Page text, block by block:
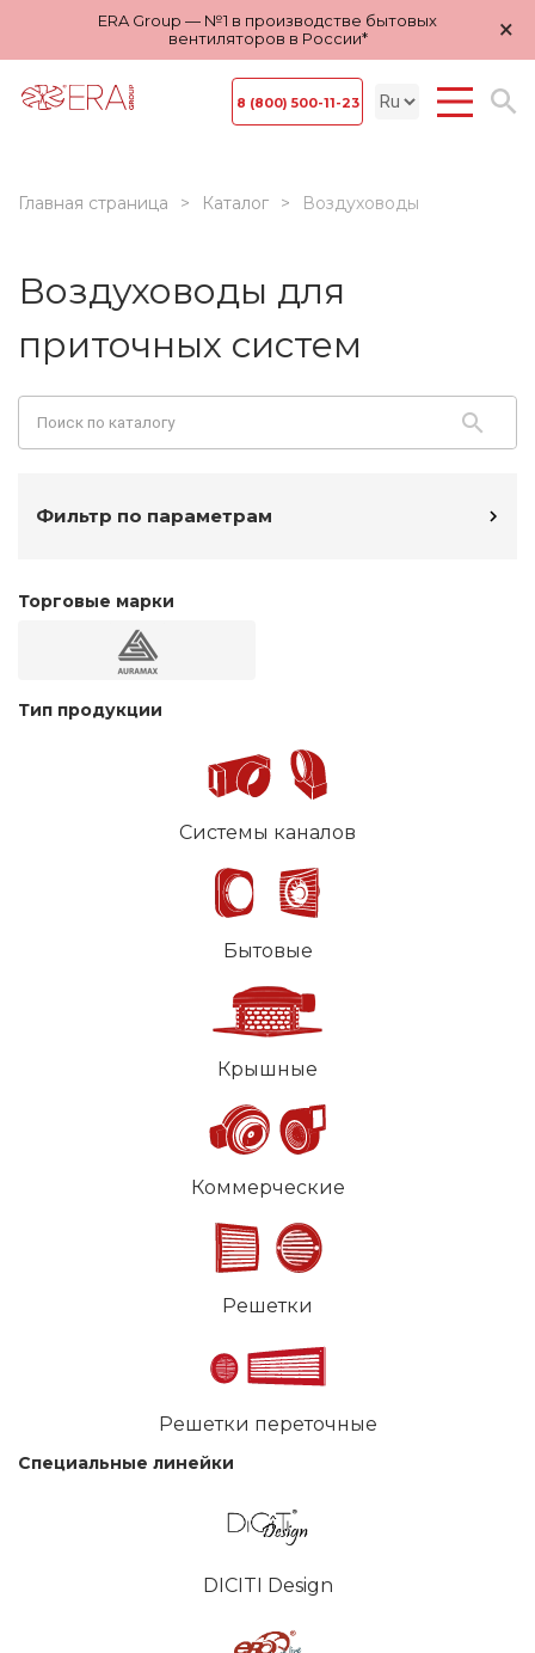
ERA Group — №1 в производстве бытовых
вентиляторов в России*
×
8 (800) 500-11-23
Главная страница Каталог Воздуховоды
Воздуховоды для
приточных систем
Фильтр по параметрам
Торговые марки
Тип продукции
Системы каналов
Бытовые
Крышные
Коммерческие
Решетки
Решетки переточные
Специальные линейки
DICITI Design